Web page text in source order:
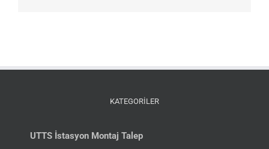
KATEGORİLER
UTTS İstasyon Montaj Talep